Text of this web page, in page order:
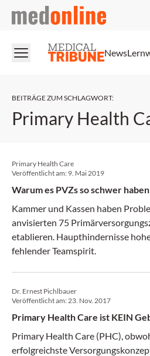
medonline
News
BEITRÄGE ZUM SCHLAGWORT:
Primary Health
Primary Health Care
Veröffentlicht am: 9. Mai 2019
Warum es PVZs so schwer haben
Kammer und Kassen haben
anvisierten 75
etablieren. Haupthindernisse
fehlender Teamspirit.
Dr. Ernest Pichlbauer
Veröffentlicht am:23. Nov. 2017
Primary Health Care ist KEIN
Primary Health Care (PHC),
erfolgreichste